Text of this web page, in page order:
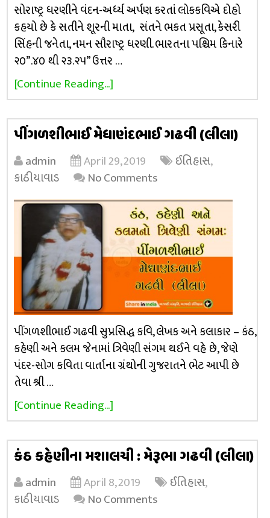
સોરાષ્ટ્ર ધરણીને વંદન-અર્ધ્ય અર્પણ કરતાં લોકકવિએ દોહો
કહયો છે કે સતીને શૂરની માતા, સંતને ભકત પ્રસૂતા, કેસરી
સિંહની જનેતા, નમન સૌરાષ્ટ્ર ધરણી. ભારતના પશ્ચિમ કિનારે
૨૦”.૪૦ થી ૨૩.૨૫” ઉત્તર …
[Continue Reading...]
પીંગળશીભાઈ મેધાણંદભાઈ ગઢવી (લીલા)
admin April 29, 2019 ઈતિહાસ,
કાઠીયાવાડ
No Comments
પીંગળશીભાઈ ગઢવી સુપ્રસિદ્ધ કવિ, લેખક અને કલાકાર – કંઠ,
કહેણી અને કલમ જેનામાં ત્રિવેણી સંગમ થઈને વહે છે, જેણે
પંદર-સોગ કવિતા વાર્તાના ગ્રંથોની ગુજરાતને ભેટ આપી છે
તેવા શ્રી …
[Continue Reading...]
કંઠ કહેણીના મશાલચી : મેરૂભા ગઢવી (લીલા)
admin April 8, 2019 ઈતિહાસ,
કાઠીયાવાડ
No Comments